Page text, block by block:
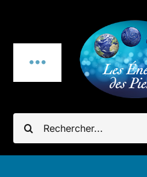
contenu
Rechercher:
Toggle
Navigation
Pierres fines